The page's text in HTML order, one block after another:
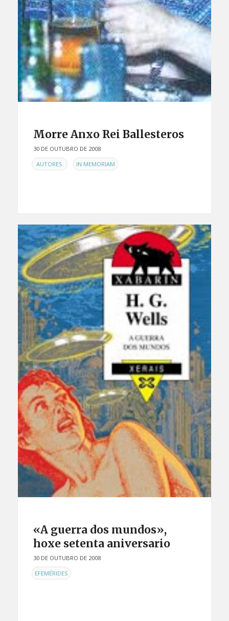
Morre Anxo Rei Ballesteros
30 DE OUTUBRO DE 2008
EN AUTORES , IN MEMORIAM
«A guerra dos mundos»,
hoxe setenta aniversario
30 DE OUTUBRO DE 2008
ENEFEMÉRIDES